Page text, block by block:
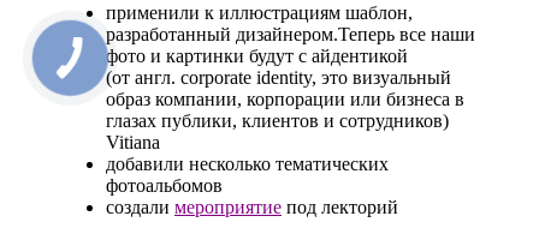
применили к иллюстрациям шаблон,
разработанный дизайнером.Теперь все наши
фото и картинки будут с айдентикой
(от англ. corporate identity, это визуальный
образ компании, корпорации или бизнеса в
глазах публики, клиентов и сотрудников)
Vitiana
добавили несколько тематических
фотоальбомов
создали мероприятие под лекторий